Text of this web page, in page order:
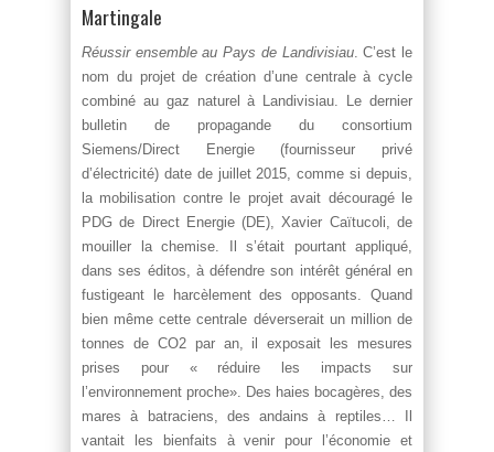
Martingale
Réussir ensemble au Pays de Landivisiau. C’est le
nom du projet de création d’une centrale à cycle
combiné au gaz naturel à Landivisiau. Le dernier
bulletin de propagande du consortium
Siemens/Direct Energie (fournisseur privé
d’électricité) date de juillet 2015, comme si depuis,
la mobilisation contre le projet avait découragé le
PDG de Direct Energie (DE), Xavier Caïtucoli, de
mouiller la chemise. Il s’était pourtant appliqué,
dans ses éditos, à défendre son intérêt général en
fustigeant le harcèlement des opposants. Quand
bien même cette centrale déverserait un million de
tonnes de CO2 par an, il exposait les mesures
prises pour « réduire les impacts sur
l’environnement proche». Des haies bocagères, des
mares à batraciens, des andains à reptiles… Il
vantait les bienfaits à venir pour l’économie et